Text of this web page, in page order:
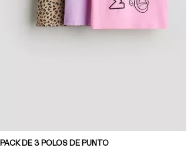
PACK DE 3 POLOS DE PUNTO